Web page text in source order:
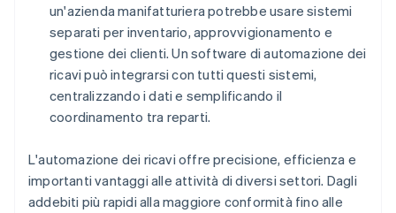
un'azienda manifatturiera potrebbe usare sistemi
separati per inventario, approvvigionamento e
gestione dei clienti. Un software di automazione dei
ricavi può integrarsi con tutti questi sistemi,
centralizzando i dati e semplificando il
coordinamento tra reparti.
L'automazione dei ricavi offre precisione, efficienza e
importanti vantaggi alle attività di diversi settori. Dagli
addebiti più rapidi alla maggiore conformità fino alle